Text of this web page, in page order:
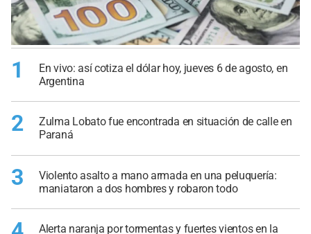
1
En vivo: así cotiza el dólar hoy, jueves 6 de agosto, en
Argentina
2
Zulma Lobato fue encontrada en situación de calle en
Paraná
3
Violento asalto a mano armada en una peluquería:
maniataron a dos hombres y robaron todo
Alerta naranja por tormentas y fuertes vientos en la